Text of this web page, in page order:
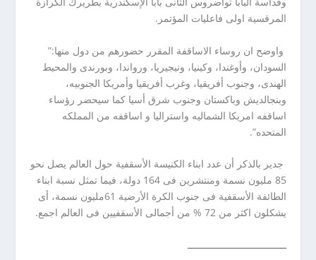
المرقسية اولى فاعليات المؤتمر.
واوضح ان روساء الاساقفة المقرر حضورهم من دول منها:”
السودان، وأوغندا، وكينيا، ونيجيريا، ورواندا، وبورندى والمحيط
الهندى، وجنوب أفريقيا، وغرب أفريقيا وأمريكا الجنوبيه،
وبنجالديش وباكستان وجنوب شرق أسيا كما سيحضر رؤساء
اساقفه امريكا الشماليه واستراليا و اساقفه من المملكه
المتحده”.
جدير بالذكر أن عدد ابناء الكنيسة الأسقفية حول العالم يصل نحو
85 مليون نسمة ومنتشرين فى 164 دولة، فيما تمثل نسبة ابناء
الطائفة الأسقفية فى جنوب الكرة الأرضية 61مليون نسمة، أى
يشكلون اكثر من 72 % من أجمالى الأسقفيين فى العالم اجمع.
ـــــــــــــــــــــــــــــــــــ